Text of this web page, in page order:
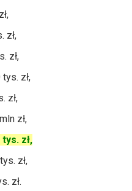
zł,
zł,
zł,
zł,
zł,
zł,
zł,
zł.